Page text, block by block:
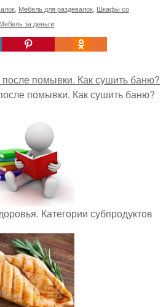
Мебель для раздевалок Шкафы со
Мебель за деньги
помывки. Как сушить баню?
Категории субпродуктов